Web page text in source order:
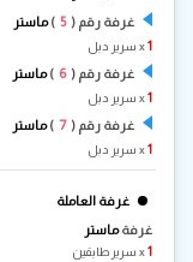
غرفة رقم ( 5
)ماستر
1
غرفة رقم ( 6
)ماستر
1
غرفة رقم ( 7
)ماستر
1
غرفة العاملة
غرفةماستر
1